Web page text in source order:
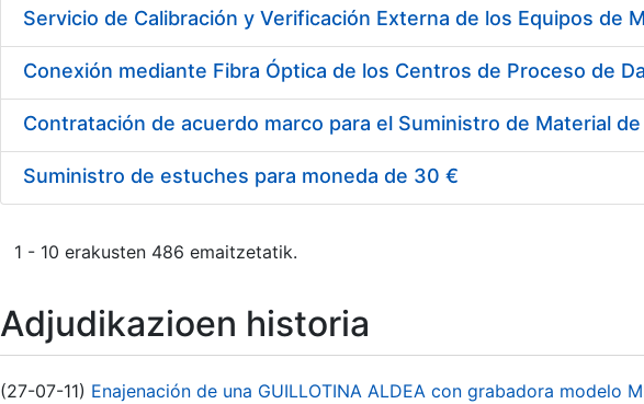
Suministro de estuches para moneda de 30 €
1 - 10 erakusten 486 emaitzetatik.
Adjudikazioen historia
(27-07-11) Enajenación de una GUILLOTINA ALDEA con grabadora modelo